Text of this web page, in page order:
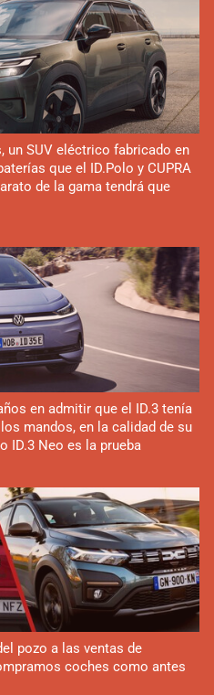
un SUV eléctrico fabricado en
que el ID.Polo y CUPRA
de la gama tendrá que
en admitir que el ID.3 tenía
mandos, en la calidad de su
ID.3 Neo es la prueba
pozo a las ventas de
coches como antes